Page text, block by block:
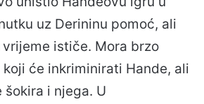
uz Derininu pomoć, ali
ističe. Mora brzo
će inkriminirati Hande, ali
šokira i njega. U